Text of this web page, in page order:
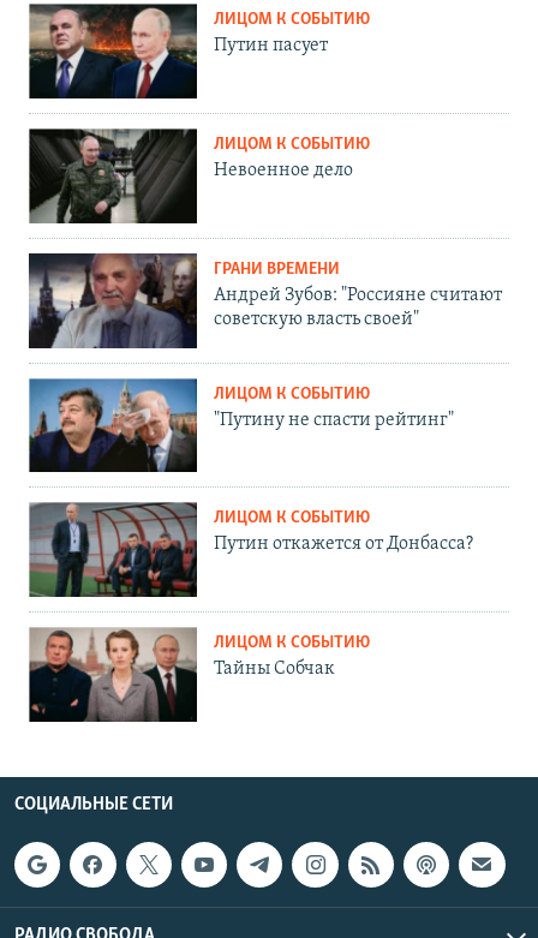
ЛИЦОМ К СОБЫТИЮ
Путин пасует
ЛИЦОМ К СОБЫТИЮ
Невоенное дело
ГРАНИ ВРЕМЕНИ
Андрей Зубов: "Россияне считают
советскую власть своей"
ЛИЦОМ К СОБЫТИЮ
"Путину не спасти рейтинг"
ЛИЦОМ К СОБЫТИЮ
Путин откажется от Донбасса?
ЛИЦОМ К СОБЫТИЮ
Тайны Собчак
СОЦИАЛЬНЫЕ СЕТИ